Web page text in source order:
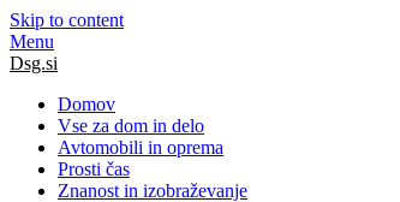
Skip to content
Menu
Dsg.si
Domov
Vse za dom in delo
Avtomobili in oprema
Prosti čas
Znanost in izobraževanje